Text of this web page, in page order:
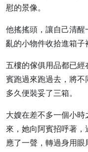
慰的景像。
他搖搖頭，讓自己清
亂的小物件收拾進箱子
五樓的傢俱用品都已
賓跑過來跑過去，將
多久便裝妥了三箱。
大嫂在差不多一個小
來，她向阿賓招呼著
應了一聲，轉過身用